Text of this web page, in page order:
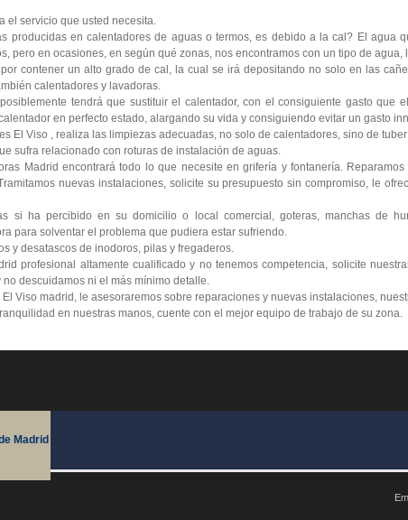
el servicio que usted necesita.
producidas en calentadores de aguas o termos, es debido a la cal? El agua
pero en ocasiones, en según qué zonas, nos encontramos con un tipo de agua,
contener un alto grado de cal, la cual se irá depositando no solo en las
calentadores y lavadoras.
tendrá que sustituir el calentador, con el consiguiente gasto que
en perfecto estado, alargando su vida y consiguiendo evitar un gasto
El Viso , realiza las limpiezas adecuadas, no solo de calentadores, sino de
sufra relacionado con roturas de instalación de aguas.
Madrid encontrará todo lo que necesite en grifería y fontanería.
nuevas instalaciones, solicite su presupuesto sin compromiso, le
si ha percibido en su domicilio o local comercial, goteras, manchas de
para solventar el problema que pudiera estar sufriendo.
y desatascos de inodoros, pilas y fregaderos.
profesional altamente cualificado y no tenemos competencia, solicite
descuidamos ni el más mínimo detalle.
Viso madrid, le asesoraremos sobre reparaciones y nuevas instalaciones,
en nuestras manos, cuente con el mejor equipo de trabajo de su zona.
Madrid